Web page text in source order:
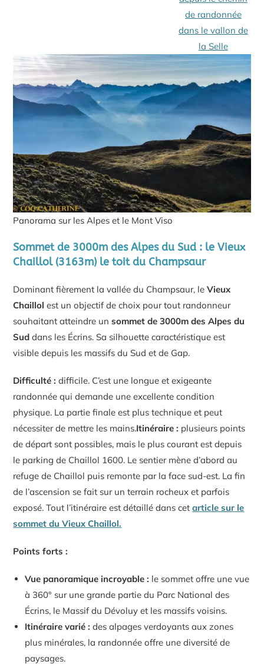
Panorama sur les Alpes et le Mont Viso
Sommet de 3000m des Alpes du Sud : le Vieux
Chaillol (3163m) le toit du Champsaur
Dominant fièrement la vallée du Champsaur, leVieux
Chaillol est un objectif de choix pour tout randonneur
souhaitant atteindre unsommet de 3000m des Alpes du
Sud dans les Écrins. Sa silhouette caractéristique est
visible depuis les massifs du Sud et de Gap.
Difficulté : difficile. C’est une longue et exigeante
randonnée qui demande une excellente condition
physique. La partie finale est plus technique et peut
nécessiter de mettre les mains.Itinéraire : plusieurs points
de départ sont possibles, mais le plus courant est depuis
le parking de Chaillol 1600. Le sentier mène d’abord au
refuge de Chaillol puis remonte par la face sud-est. La fin
de l’ascension se fait sur un terrain rocheux et parfois
exposé. Tout l’itinéraire est détaillé dans cetarticle sur le
sommet du Vieux Chaillol.
Points forts :
Vue panoramique incroyable : le sommet offre une vue
à 360° sur une grande partie du Parc National des
Écrins, le Massif du Dévoluy et les massifs voisins.
Itinéraire varié : des alpages verdoyants aux zones
plus minérales, la randonnée offre une diversité de
paysages.